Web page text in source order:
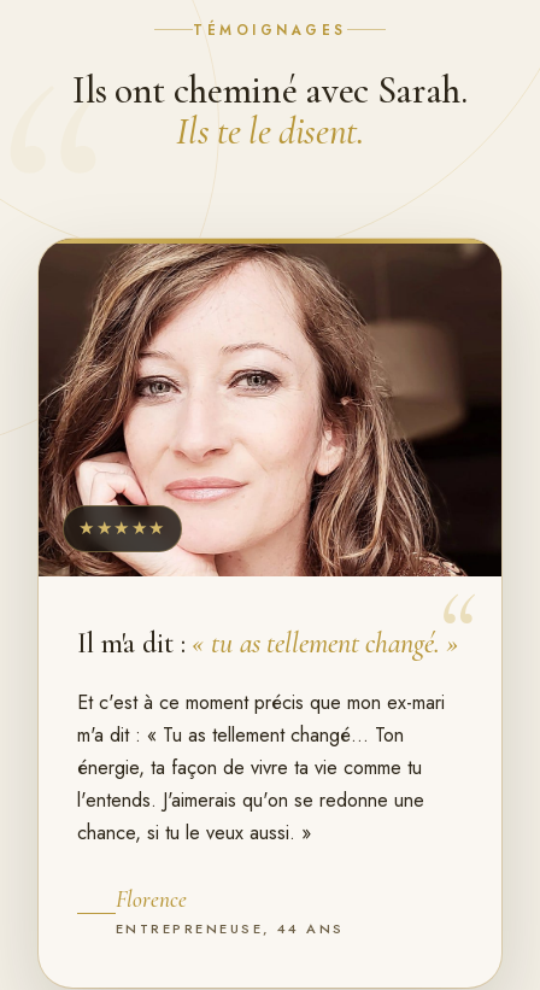
TÉMOIGNAGES
Ils ont cheminé avec Sarah.
Ils te le disent.
★★★★★
“
Il m'a dit : « tu as tellement changé. »
Et c'est à ce moment précis que mon ex-mari
m'a dit : « Tu as tellement changé… Ton
énergie, ta façon de vivre ta vie comme tu
l'entends. J'aimerais qu'on se redonne une
chance, si tu le veux aussi. »
Florence
ENTREPRENEUSE, 44 ANS